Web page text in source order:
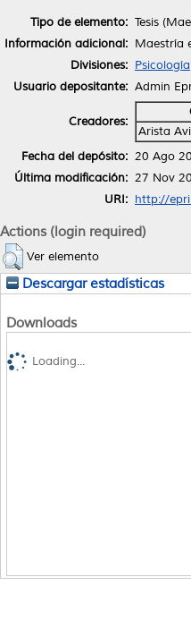
Tipo de elemento: Tesis
Información adicional: Maestría
Divisiones: Psicología
Usuario depositante: Admin
Creadores:
Arista
Fecha del depósito: 20 Ago
Última modificación: 27 Nov
URI: http://
Actions (login required)
Ver elemento
Descargar estadísticas
Downloads
Loading...